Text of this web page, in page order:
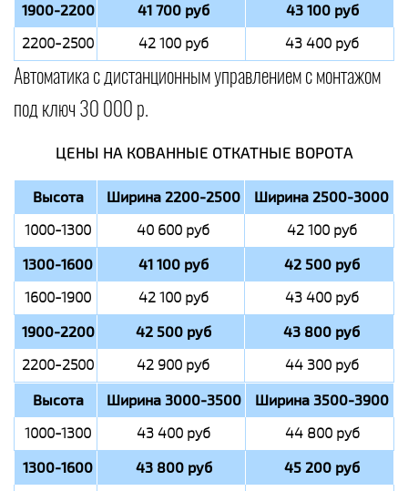
1900-2200 41 700 руб 43 100 руб
2200-2500 42 100 руб 43 400 руб
Автоматика с дистанционным управлением с монтажом
под ключ 30 000 р.
ЦЕНЫ НА КОВАННЫЕ ОТКАТНЫЕ ВОРОТА
Высота Ширина 2200-2500 Ширина 2500-3000
1000-1300 40 600 руб 42 100 руб
1300-1600 41 100 руб 42 500 руб
1600-1900 42 100 руб 43 400 руб
1900-2200 42 500 руб 43 800 руб
2200-2500 42 900 руб 44 300 руб
Высота Ширина 3000-3500 Ширина 3500-3900
1000-1300 43 400 руб 44 800 руб
1300-1600 43 800 руб 45 200 руб